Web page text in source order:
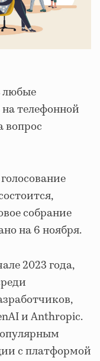
любые
телефонной
вопрос
собрание
на 6 ноября.
2023 года,
и Anthropic.
с платформой